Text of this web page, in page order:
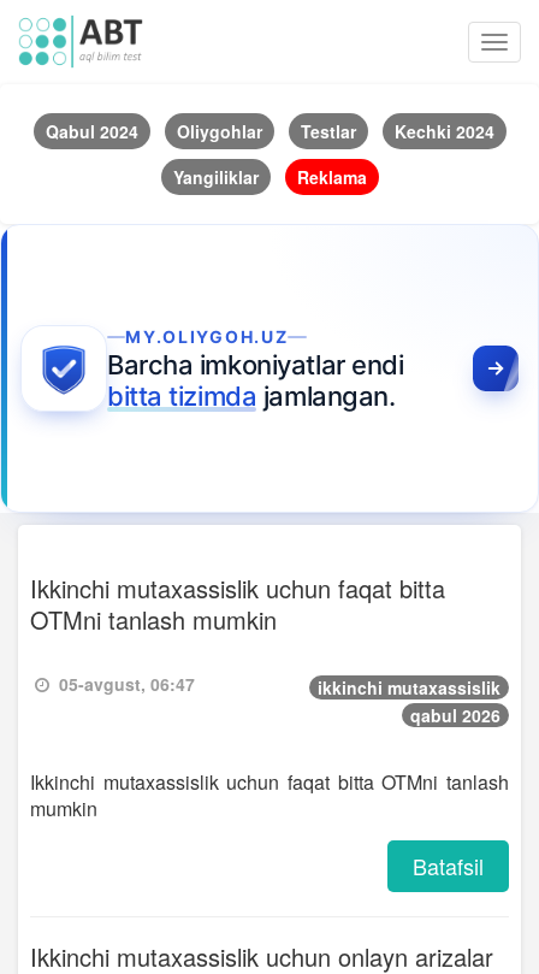
Qabul 2024 Oliygohlar Testlar
Kechki 2024
Yangiliklar
Reklama
MY.OLIYGOH.UZ
Barcha imkoniyatlar endi
bitta tizimda jamlangan.
Ikkinchi mutaxassislik uchun faqat bitta
OTMni tanlash mumkin
05-avgust, 06:47
ikkinchi mutaxassislik
qabul 2026
Ikkinchi mutaxassislik uchun faqat bitta OTMni tanlash
mumkin
Batafsil
Ikkinchi mutaxassislik uchun onlayn arizalar